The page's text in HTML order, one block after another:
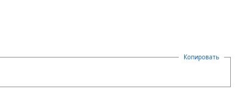
Копировать